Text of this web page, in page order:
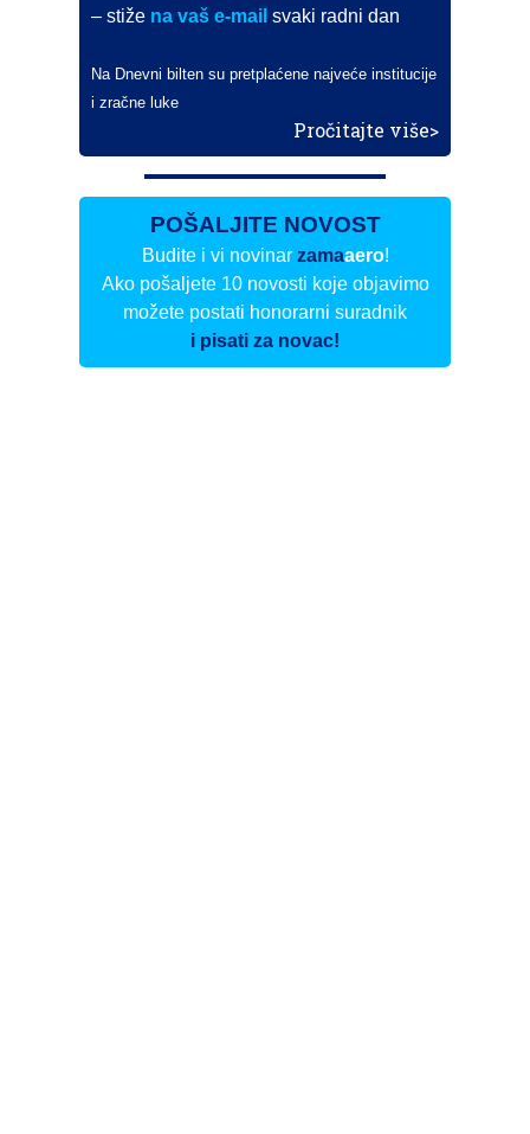
– stiže na vaš e-mail svaki radni dan
Na Dnevni bilten su pretplaćene najveće institucije
i zračne luke
Pročitajte više>
POŠALJITE NOVOST
Budite i vi novinar zamaaero!
Ako pošaljete 10 novosti koje objavimo
možete postati honorarni suradnik
i pisati za novac!